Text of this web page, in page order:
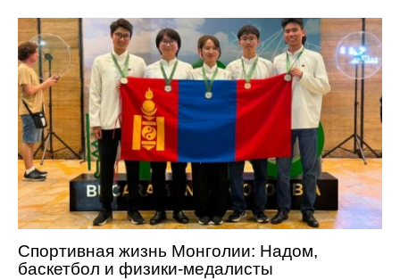
Спортивная жизнь Монголии: Надом,
баскетбол и физики-медалисты